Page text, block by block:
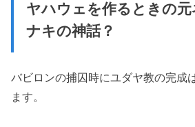
ヤハウェを作るときの
ナキの神話？
バビロンの捕囚時にユダヤ教の完成
ます。